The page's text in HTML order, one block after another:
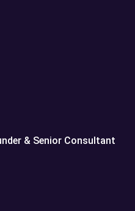
& Senior Consultant